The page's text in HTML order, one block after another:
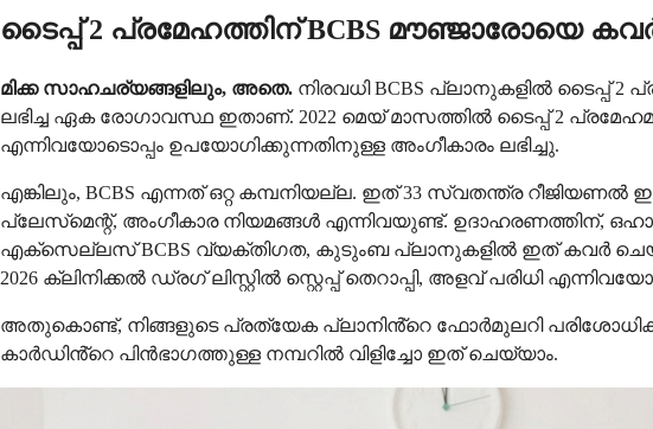
ടൈപ്പ് 2 പ്രമേഹത്തിന് BCBS മൗഞ്ജാരോയെ
മിക്ക സാഹചര്യങ്ങളിലും, അതെ. നിരവധി BCBS പ്ലാനുകളിൽ ടൈപ്പ് 2
ലഭിച്ച ഏക രോഗാവസ്ഥ ഇതാണ്. 2022 മെയ് മാസത്തിൽ ടൈപ്പ് 2
എന്നിവയോടൊപ്പം ഉപയോഗിക്കുന്നതിനുള്ള അംഗീകാരം ലഭിച്ചു.
എങ്കിലും, BCBS എന്നത് ഒറ്റ കമ്പനിയല്ല. ഇത് 33 സ്വതന്ത്ര
പ്ലേസ്‌മെന്റ്, അംഗീകാര നിയമങ്ങൾ എന്നിവയുണ്ട്. ഉദാഹരണത്തിന്,
എക്സെല്ലസ് BCBS വ്യക്തിഗത, കുടുംബ പ്ലാനുകളിൽ ഇത് കവർ
2026 ക്ലിനിക്കൽ ഡ്രഗ് ലിസ്റ്റിൽ സ്റ്റെപ്പ് തെറാപ്പി, അളവ് പരിധി
അതുകൊണ്ട്, നിങ്ങളുടെ പ്രത്യേക പ്ലാനിൻ്റെ ഫോർമുലറി
കാർഡിൻ്റെ പിൻഭാഗത്തുള്ള നമ്പറിൽ വിളിച്ചോ ഇത് ചെയ്യാം.